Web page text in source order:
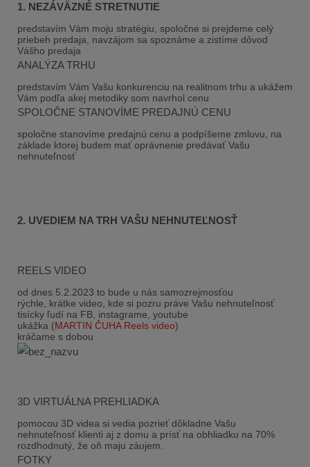
1. NEZÁVÄZNÉ STRETNUTIE
predstavím Vám moju stratégiu, spoločne si prejdeme celý
priebeh predaja, navzájom sa spoznáme a zistíme dôvod
Vášho predaja
ANALÝZA TRHU
predstavím Vám Vašu konkurenciu na realitnom trhu a ukážem
Vám podľa akej metodiky som navrhol cenu
SPOLOČNE STANOVÍME PREDAJNÚ CENU
spoločne stanovíme predajnú cenu a podpíšeme zmluvu, na
základe ktorej budem mať oprávnenie predávať Vašu
nehnuteľnosť
2. UVEDIEM NA TRH VAŠU NEHNUTEĽNOSŤ
REELS VIDEO
od dnes 5.2.2023 to bude u nás samozrejmosťou
rýchle, krátke video, kde si pozru práve Vašu nehnuteľnosť
tisícky ľudí na FB, instagrame, youtube
ukážka (MARTIN ČUHA Reels video)
kráčame s dobou
3D VIRTUÁLNA PREHLIADKA
pomocou 3D videa si vedia pozrieť dôkladne Vašu
nehnuteľnosť klienti aj z domu a prísť na obhliadku na 70%
rozdhodnutý, že oň maju záujem.
FOTKY